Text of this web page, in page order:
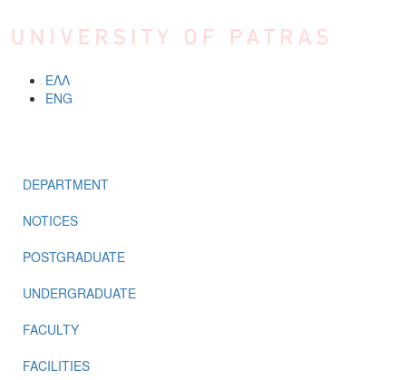
ΕΛΛ
ENG
DEPARTMENT
NOTICES
POSTGRADUATE
UNDERGRADUATE
FACULTY
FACILITIES